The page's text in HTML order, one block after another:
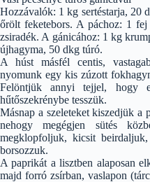
Hozzávalók: 1 kg sertéstarja, 20
őrölt feketebors. A páchoz: 1
zsiradék. A gánicához: 1 kg
újhagyma, 50 dkg túró.
A húst másfél centis,
nyomunk egy kis zúzott
Felöntjük annyi tejjel, hogy
hűtőszekrénybe tesszük.
Másnap a szeleteket kiszedjük a
nehogy megégjen sütés
megklopfoljuk, kicsit
borsozzuk.
A paprikát a lisztben alaposan
majd forró zsírban, vaslapon